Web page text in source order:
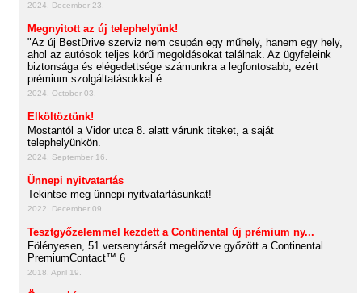
2024. December 23.
Megnyitott az új telephelyünk!
"Az új BestDrive szerviz nem csupán egy műhely, hanem egy hely,
ahol az autósok teljes körű megoldásokat találnak. Az ügyfeleink
biztonsága és elégedettsége számunkra a legfontosabb, ezért
prémium szolgáltatásokkal é...
2024. October 03.
Elköltöztünk!
Mostantól a Vidor utca 8. alatt várunk titeket, a saját
telephelyünkön.
2024. September 16.
Ünnepi nyitvatartás
Tekintse meg ünnepi nyitvatartásunkat!
2022. December 09.
Tesztgyőzelemmel kezdett a Continental új prémium ny...
Fölényesen, 51 versenytársát megelőzve győzött a Continental
PremiumContact™ 6
2018. April 19.